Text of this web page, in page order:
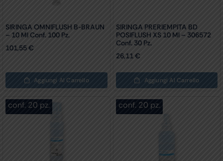
SIRINGA OMNIFLUSH B-BRAUN
– 10 Ml Conf. 100 Pz.
101,55€
Aggiungi Al Carrello
SIRINGA PRERIEMPITA BD
POSIFLUSH XS 10 Ml – 306572
Conf. 30 Pz.
26,11€
Aggiungi Al Carrello
conf. 20 pz. conf. 20 pz.